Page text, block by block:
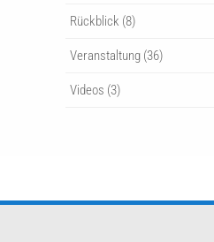
Rückblick (8)
Veranstaltung (36)
Videos (3)